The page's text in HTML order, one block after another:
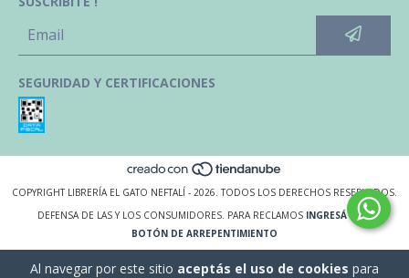
Al navegar por este sitio aceptás el uso de cookies para
SEGURIDAD Y CERTIFICACIONES
COPYRIGHT LIBRERÍA EL GATO NEFTALÍ - 2026. TODOS LOS DERECHOS RESERVADOS.
DEFENSA DE LAS Y LOS CONSUMIDORES. PARA RECLAMOS INGRESÁ ACÁ.
BOTÓN DE ARREPENTIMIENTO